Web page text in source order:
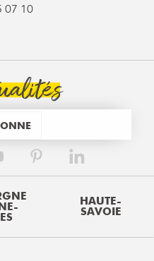
07 10
HAUTE-
SAVOIE